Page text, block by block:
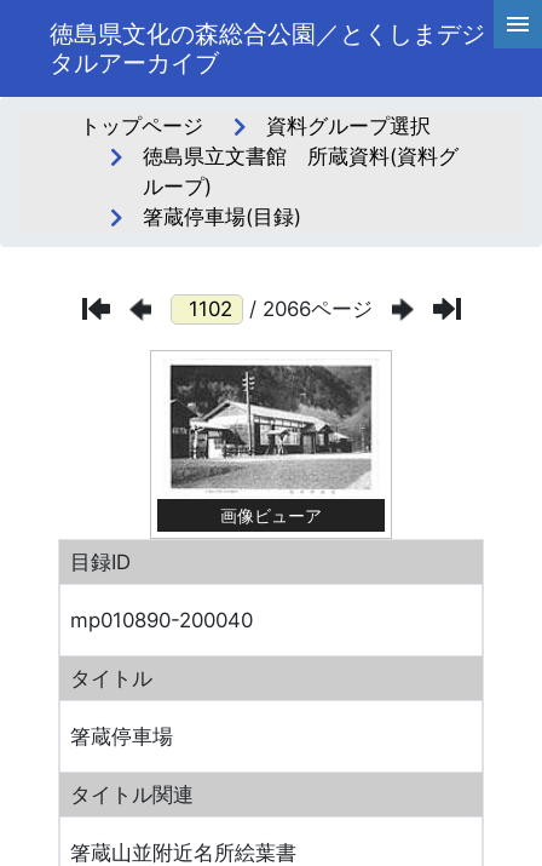
徳島県文化の森総合公園／とくしまデジ
タルアーカイブ
トップページ
資料グループ選択
徳島県立文書館 所蔵資料(資料グ
ループ)
箸蔵停車場(目録)
/ 2066ページ
画像ビューア
目録ID
mp010890-200040
タイトル
箸蔵停車場
タイトル関連
箸蔵山並附近名所絵葉書